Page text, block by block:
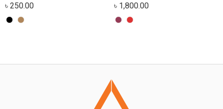
৳ 250.00
৳ 1,800.00